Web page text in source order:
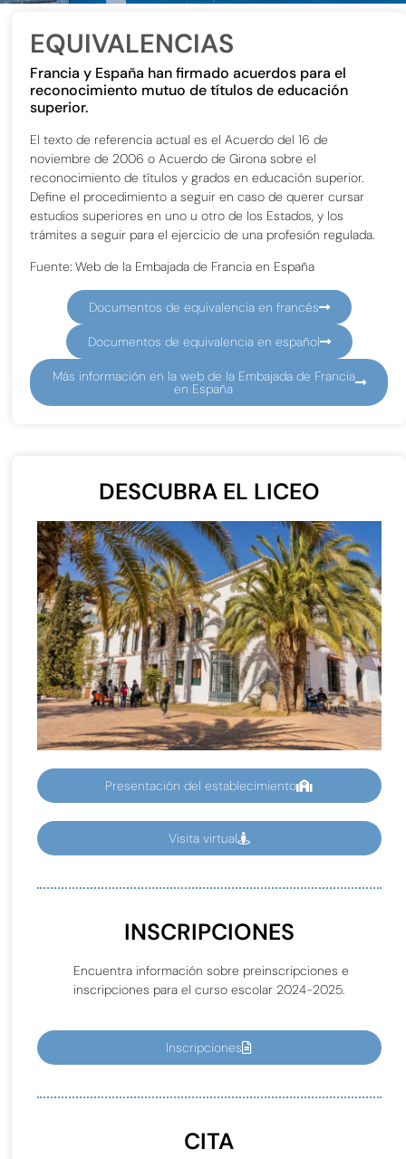
EQUIVALENCIAS
Francia y España han firmado acuerdos para el
reconocimiento mutuo de títulos de educación
superior.
El texto de referencia actual es el Acuerdo del 16 de
noviembre de 2006 o Acuerdo de Girona sobre el
reconocimiento de títulos y grados en educación superior.
Define el procedimiento a seguir en caso de querer cursar
estudios superiores en uno u otro de los Estados, y los
trámites a seguir para el ejercicio de una profesión regulada.
Fuente: Web de la Embajada de Francia en España
Documentos de equivalencia en francés
Documentos de equivalencia en español
Más información en la web de la Embajada de Francia
en España
DESCUBRA EL LICEO
Presentación del establecimiento
Visita virtual
INSCRIPCIONES
Encuentra información sobre preinscripciones e
inscripciones para el curso escolar 2024-2025.
Inscripciones
CITA